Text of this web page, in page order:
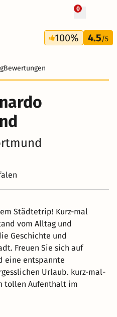
0
2 Tage
30 €
100% 4.5/5
Bewertungen
Städtetrip! Kurz-mal
vom Alltag und
Geschichte und
Freuen Sie sich auf
eine entspannte
Urlaub. kurz-mal-
tollen Aufenthalt im